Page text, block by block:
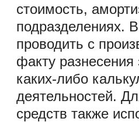
стоимость,
подразделениях.
проводить с
факту
каких-либо
деятельностей.
средств также